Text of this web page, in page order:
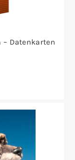
– Datenkarten